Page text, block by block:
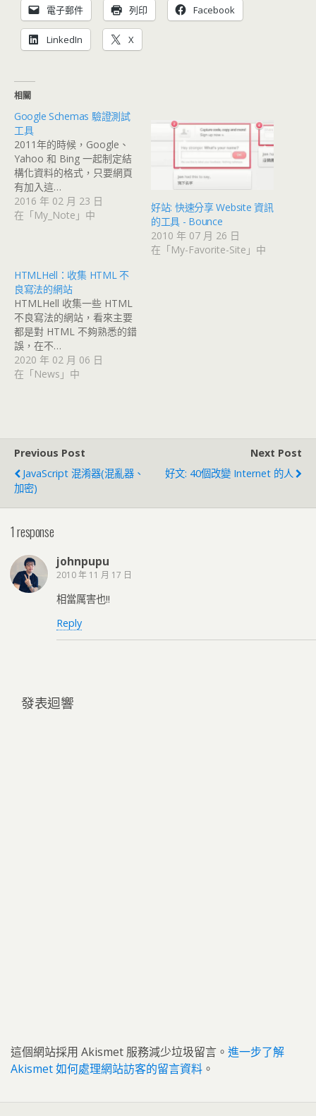
電子郵件 列印 Facebook
LinkedIn X
相關
Google Schemas 驗證測試
工具
2011年的時候，Google、
Yahoo 和 Bing 一起制定結
構化資料的格式，只要網頁
有加入這…
2016 年 02 月 23 日
在「My_Note」中
好站: 快速分享 Website 資訊
的工具 - Bounce
2010 年 07 月 26 日
在「My-Favorite-Site」中
HTMLHell：收集 HTML 不
良寫法的網站
HTMLHell 收集一些 HTML
不良寫法的網站，看來主要
都是對 HTML 不夠熟悉的錯
誤，在不…
2020 年 02 月 06 日
在「News」中
Previous Post
JavaScript 混淆器(混亂器、
加密)
Next Post
好文: 40個改變 Internet 的人
1 response
johnpupu
2010 年 11 月 17 日
相當厲害也!!
Reply
發表迴響
這個網站採用 Akismet 服務減少垃圾留言。 進一步了解
Akismet 如何處理網站訪客的留言資料 。